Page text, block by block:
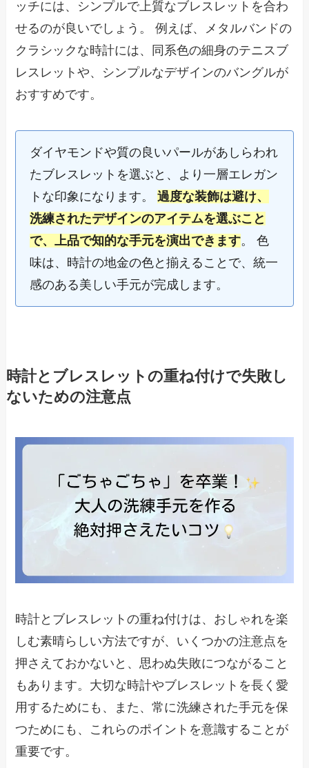
ッチには、シンプルで上質なブレスレットを合わ
せるのが良いでしょう。 例えば、メタルバンドの
クラシックな時計には、同系色の細身のテニスブ
レスレットや、シンプルなデザインのバングルが
おすすめです。
ダイヤモンドや質の良いパールがあしらわれ
たブレスレットを選ぶと、より一層エレガン
トな印象になります。過度な装飾は避け、
洗練されたデザインのアイテムを選ぶこと
で、上品で知的な手元を演出できます。 色
味は、時計の地金の色と揃えることで、統一
感のある美しい手元が完成します。
時計とブレスレットの重ね付けで失敗し
ないための注意点
時計とブレスレットの重ね付けは、おしゃれを楽
しむ素晴らしい方法ですが、いくつかの注意点を
押さえておかないと、思わぬ失敗につながること
もあります。大切な時計やブレスレットを長く愛
用するためにも、また、常に洗練された手元を保
つためにも、これらのポイントを意識することが
重要です。